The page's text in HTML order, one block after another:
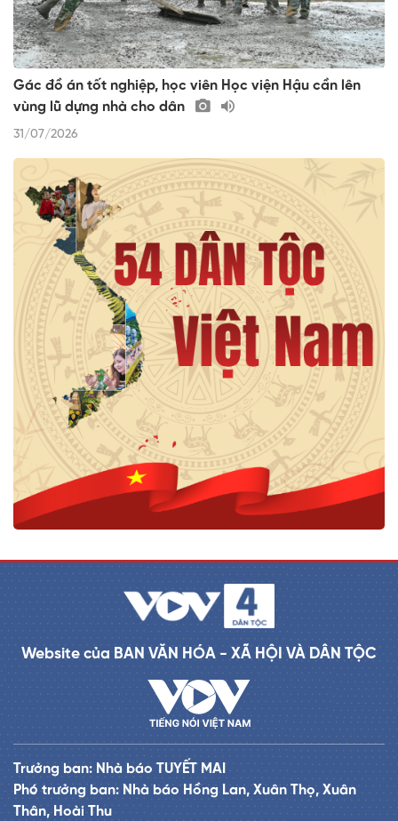
Gác đồ án tốt nghiệp, học viên Học viện Hậu cần lên
vùng lũ dựng nhà cho dân
31/07/2026
Website của BAN VĂN HÓA - XÃ HỘI VÀ DÂN TỘC
Trưởng ban: Nhà báo TUYẾT MAI
Phó trưởng ban: Nhà báo Hồng Lan, Xuân Thọ, Xuân
Thân, Hoài Thu